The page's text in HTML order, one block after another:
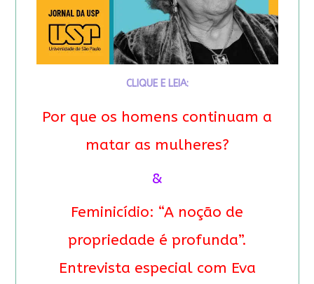
CLIQUE E LEIA:
Por que os homens continuam a
matar as mulheres?
&
Feminicídio: “A noção de
propriedade é profunda”.
Entrevista especial com Eva